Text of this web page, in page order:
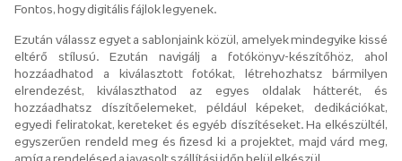
Fontos, hogy digitális fájlok legyenek.
Ezután válassz egyet a sablonjaink közül, amelyek mindegyike kissé
eltérő stílusú. Ezután navigálj a fotókönyv-készítőhöz, ahol
hozzáadhatod a kiválasztott fotókat, létrehozhatsz bármilyen
elrendezést, kiválaszthatod az egyes oldalak hátterét, és
hozzáadhatsz díszítőelemeket, például képeket, dedikációkat,
egyedi feliratokat, kereteket és egyéb díszítéseket. Ha elkészültél,
egyszerűen rendeld meg és fizesd ki a projektet, majd várd meg,
amíg a rendelésed a javasolt szállítási időn belül elkészül.